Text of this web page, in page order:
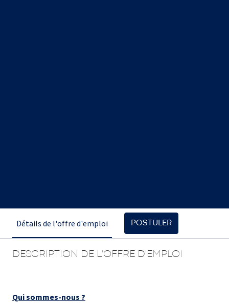
Détails de l'offre d'emploi POSTULER
DESCRIPTION DE L'OFFRE D'EMPLOI
Qui sommes-nous ?